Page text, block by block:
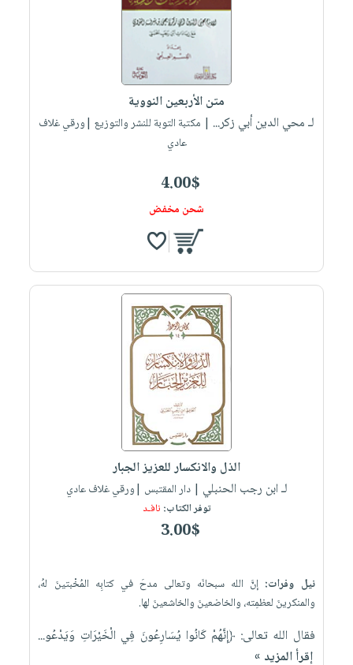
متن الأربعين النووية
لـ محي الدين أبي زكر... | مكتبة التوبة للنشر والتوزيع |ورقي غلاف
عادي
4.00$
شحن مخفض
الذل والانكسار للعزيز الجبار
لـ ابن رجب الحنبلي | دار المقتبس |ورقي غلاف عادي
توفر الكتاب: نافـد
3.00$
نيل وفرات: إنَّ الله سبحانَه وتعالى مدحَ في كتابِه المُخْبتينَ لهُ،
والمنكرينَ لعظمِته، والخاضعينَ والخاشعينَ لها.
فقال الله تعالى: ﴿إِنَّهُمْ كَانُوا يُسَارِعُونَ فِي الْخَيْرَاتِ وَيَدْعُو...
إقرأ المزيد »